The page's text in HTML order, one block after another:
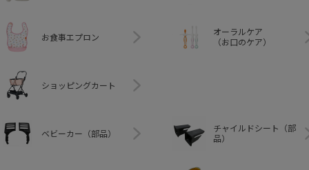
お食事エプロン
オーラルケア
（お口のケア）
ショッピングカート
ベビーカー（部品）
チャイルドシート（部
品）